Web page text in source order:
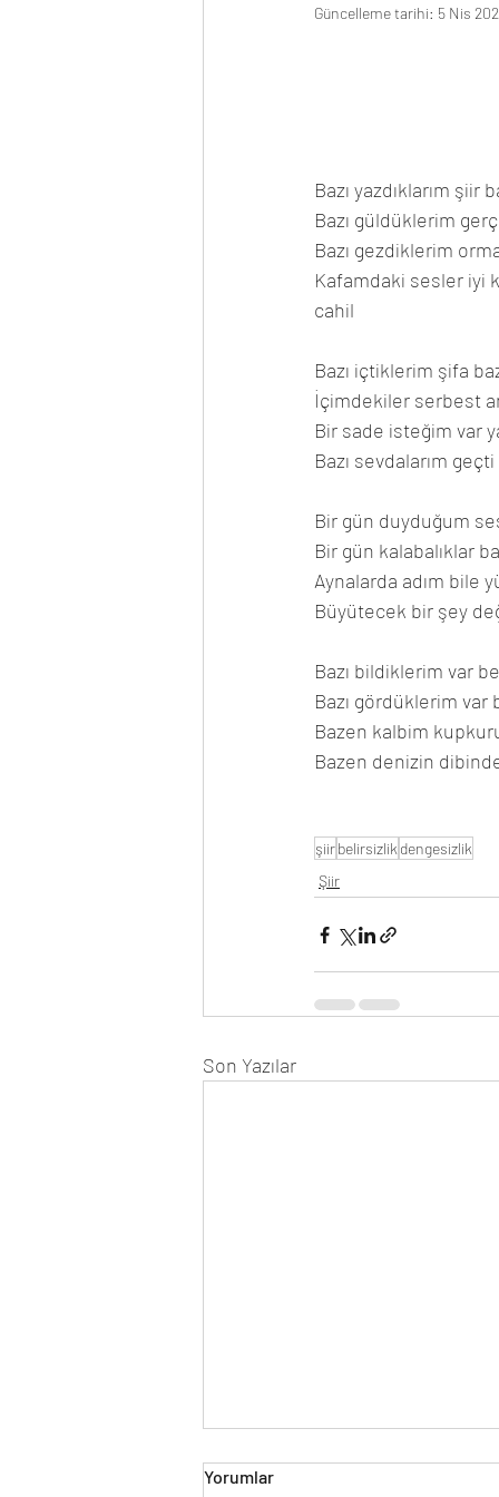
Güncelleme tarihi: 5 Nis
Bazı yazdıklarım şiir
Bazı güldüklerim
Bazı gezdiklerim
Kafamdaki sesler iyi
cahil
Bazı içtiklerim şifa
İçimdekiler serbest
Bir sade isteğim var
Bazı sevdalarım
Bir gün duyduğum
Bir gün kalabalıklar
Aynalarda adım bile
Büyütecek bir şey
Bazı bildiklerim var
Bazı gördüklerim var
Bazen kalbim
Bazen denizin
şiirbelirsizlik dengesizlik
Şiir
Son Yazılar
Yorumlar